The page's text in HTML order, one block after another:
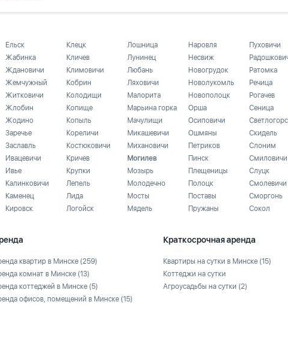
Ельск
Жабинка
Ждановичи
Жемчужный
Житковичи
Жлобин
Жодино
Заречье
Заславль
Ивацевичи
Ивье
Калинковичи
Каменец
Кировск
Клецк
Кличев
Климовичи
Кобрин
Колодищи
Копище
Копыль
Кореличи
Костюковичи
Кричев
Крупки
Лепель
Лида
Логойск
Лошница
Лунинец
Любань
Ляховичи
Малорита
Марьина горка
Мачулищи
Микашевичи
Михановичи
Могилев
Мозырь
Молодечно
Мосты
Мядель
Наровля
Несвиж
Новогрудок
Новолукомль
Новополоцк
Орша
Осиповичи
Ошмяны
Петриков
Пинск
Плещеницы
Полоцк
Поставы
Пружаны
Пуховичи
Ратомка
Речица
Рогачев
Сеница
Скидель
Слоним
Смиловичи
Слуцк
Смолевичи
Сморгонь
Сокол
квартир в Минске (259)
комнат в Минске (13)
коттеджей в Минске (5)
офисов, помещений в Минске (15)
Краткосрочная аренда
Квартиры на сутки в Минске (15)
Коттеджи на сутки
Агроусадьбы на сутки (2)